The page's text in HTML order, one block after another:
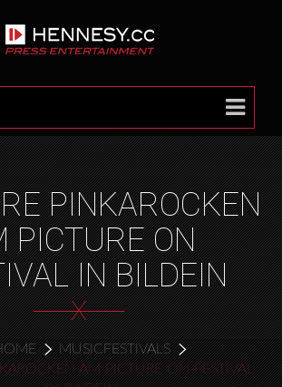
PINKAROCKEN
PICTURE ON
IN BILDEIN
X
MUSICFESTIVALS
AM PICTURE ON FESTIVAL